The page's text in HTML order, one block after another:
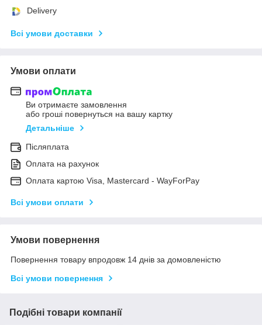
Delivery
Всі умови доставки
Умови оплати
Ви отримаєте замовлення
або гроші повернуться на вашу картку
Детальніше
Післяплата
Оплата на рахунок
Оплата картою Visa, Mastercard - WayForPay
Всі умови оплати
Умови повернення
Повернення товару впродовж 14 днів за домовленістю
Всі умови повернення
Подібні товари компанії